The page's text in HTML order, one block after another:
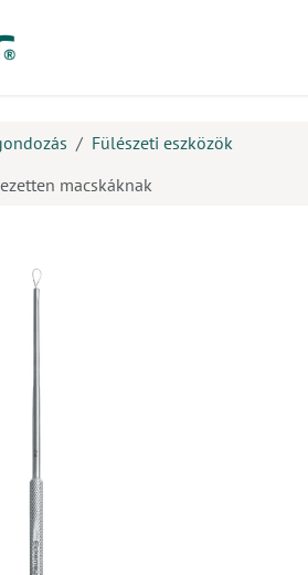
Fülészeti eszközök
macskáknak